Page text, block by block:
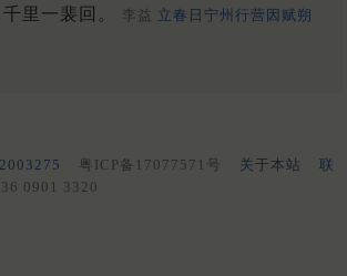
里一裴回。 李益 立春日宁州行营因赋朔
粤ICP备17077571号 关于本站
联
0901 3320